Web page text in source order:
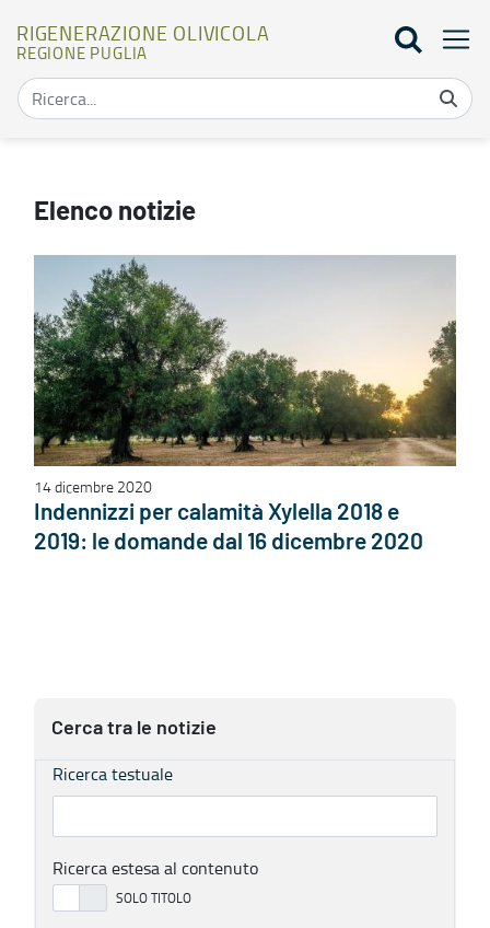
RIGENERAZIONE OLIVICOLA
REGIONE PUGLIA
Elenco notizie
14 dicembre 2020
Indennizzi per calamità Xylella 2018 e
2019: le domande dal 16 dicembre 2020
Cerca tra le notizie
Ricerca testuale
Ricerca estesa al contenuto